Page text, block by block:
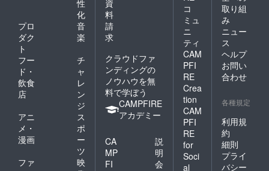
は 合唱コンクールの
朝練があるのだ。僕が
学校に着くと教室の後
られ生徒は男女綺麗に
別れてならんでいた。
ここに入るのが気まず
いことは重々承知の
上。だからう後ろのド
アからこっそり入ろう
とするも学校のドアは
性
化
プロ
ダク
ト
音
楽
フー
ド・
飲食
店
チ
ャ
レ
ン
ジ
アニ
メ・
漫画
ス
ポ
ー
ツ
ファ
映
資
料
請
求
クラウドファ
ンディングの
ノウハウを無
料で学ぼう
CAMPFIRE
アカデミー
CA
MP
FI
説
明
会
コ
ミュ
ニ
ティ
CAM
PFI
RE
Crea
tion
CAM
PFI
RE
for
Soci
al
取り組
み
ニュー
ス
ヘルプ
お問い
合わせ
各種規定
利用規
約
細則
プライ
バシー